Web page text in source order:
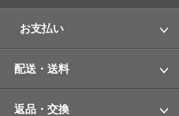
お支払い
配送・送料
返品・交換